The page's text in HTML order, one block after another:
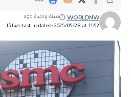
Last updated: 2025/05/28 at 11:52 صباحًا
WORLDNW سنة واحدة ago